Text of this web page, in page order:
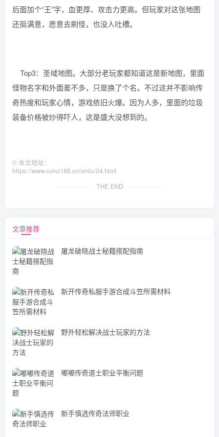
后面加个“王”字，血更厚、攻击力更高。但玩家对这张地图
还挺满意，愿意去刷怪，也没人吐槽。
Top3：圣域地图。大部分老玩家都知道这是新地图，里面
怪物名字和外面差不多，只是换了个名。不过这并不影响传
奇热度和玩家心情，游戏依旧火爆。因为人多，里面的垃圾
装备价格被炒得吓人，这是盛大没想到的。
© 本文地址：
https://www.ruirui188.cn/xinfu/24.html
THE END
文章推荐
屠龙破晓战士秘籍搭配指南
新开传奇私服手游合成斗笠所需材料
野外轻松解决战士玩家的方法
嘟嘟传奇道士职业平衡问题
新手慎选传奇法师职业